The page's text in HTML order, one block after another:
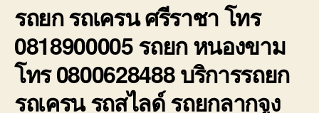
รถยก รถเครน ศรีราชา โทร
0818900005 รถยก หนองขาม
โทร 0800628488 บริการรถยก
รถเครน รถสไลด์ รถยกลากจูง